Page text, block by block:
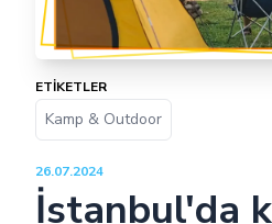
26.07.2024
İstanbul'da
ETİKETLER
Kamp & Outdoor